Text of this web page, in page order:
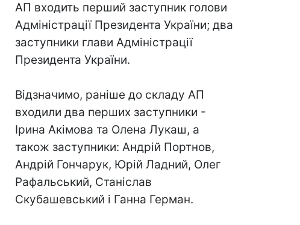
АП входить перший заступник голови
Адміністрації Президента України; два
заступники глави Адміністрації
Президента України.
Відзначимо, раніше до складу АП
входили два перших заступники -
Ірина Акімова та Олена Лукаш, а
також заступники: Андрій Портнов,
Андрій Гончарук, Юрій Ладний, Олег
Рафальський, Станіслав
Скубашевський і Ганна Герман.